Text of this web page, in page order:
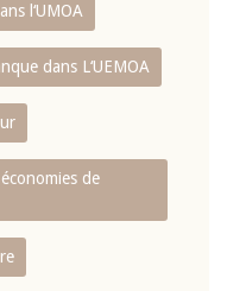
l‘UMOA
dans L‘UEMOA
de